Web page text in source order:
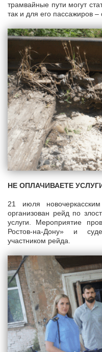
трамвайные пути могут
так и для его пассажиров
НЕ ОПЛАЧИВАЕТЕ
21 июля
организован рейд по
услуги. Мероприятие
Ростов-на-Дону» и
участником рейда.